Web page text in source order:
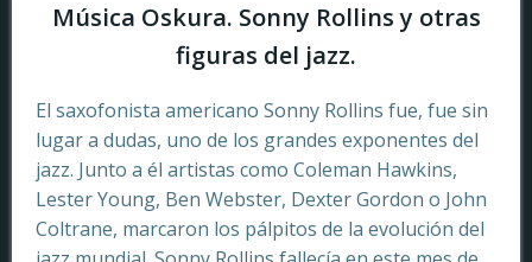
Música Oskura. Sonny Rollins y otras
figuras del jazz.
El saxofonista americano Sonny Rollins fue, fue sin
lugar a dudas, uno de los grandes exponentes del
jazz. Junto a él artistas como Coleman Hawkins,
Lester Young, Ben Webster, Dexter Gordon o John
Coltrane, marcaron los pálpitos de la evolución del